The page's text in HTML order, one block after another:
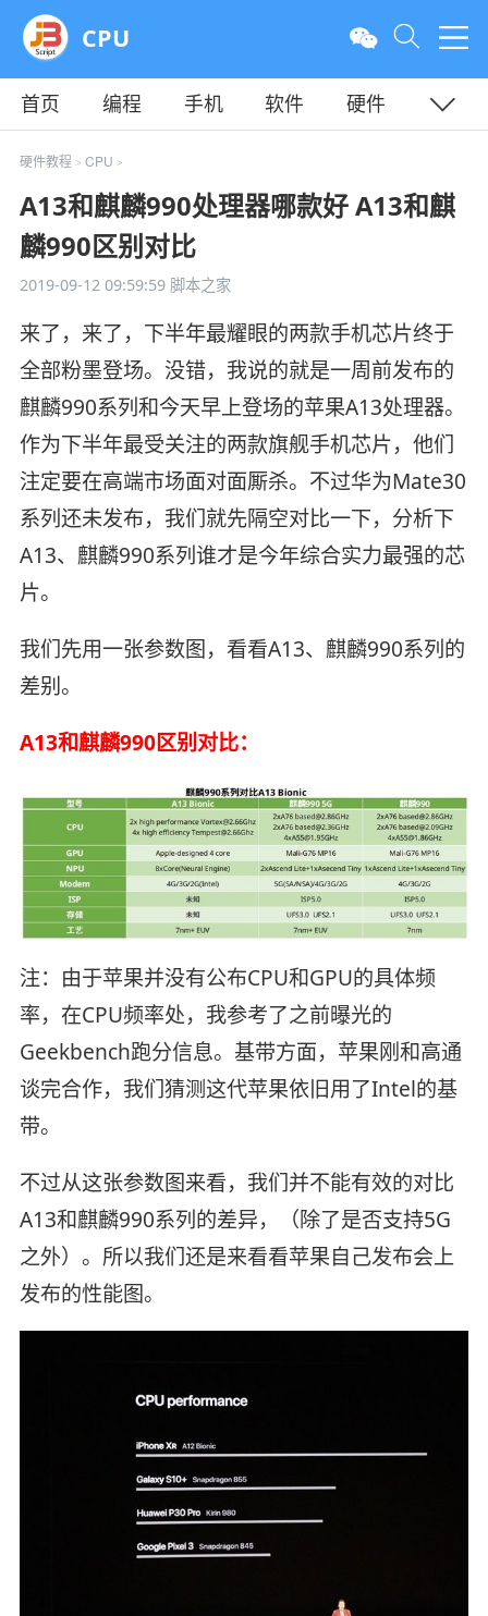
CPU
首页 编程 手机 软件
硬件
教程
平面
硬件教程 > CPU >
A13和麒麟990处理器哪款好 A13和麒
麟990区别对比
2019-09-12 09:59:59脚本之家
来了，来了，下半年最耀眼的两款手机芯片终于
全部粉墨登场。没错，我说的就是一周前发布的
麒麟990系列和今天早上登场的苹果A13处理器。
作为下半年最受关注的两款旗舰手机芯片，他们
注定要在高端市场面对面厮杀。不过华为Mate30
系列还未发布，我们就先隔空对比一下，分析下
A13、麒麟990系列谁才是今年综合实力最强的芯
片。
我们先用一张参数图，看看A13、麒麟990系列的
差别。
A13和麒麟990区别对比：
注：由于苹果并没有公布CPU和GPU的具体频
率，在CPU频率处，我参考了之前曝光的
Geekbench跑分信息。基带方面，苹果刚和高通
谈完合作，我们猜测这代苹果依旧用了Intel的基
带。
不过从这张参数图来看，我们并不能有效的对比
A13和麒麟990系列的差异，（除了是否支持5G
之外）。所以我们还是来看看苹果自己发布会上
发布的性能图。